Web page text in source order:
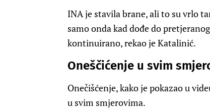
INA je stavila brane, ali to su vrlo
samo onda kad dođe do
kontinuirano, rekao je Katalinić.
Oneščićenje u svim
Onečišćenje, kako je pokazao u
u svim smjerovima.